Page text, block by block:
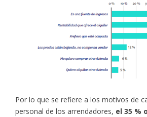
Por lo que se refiere a los motivos de
personal de los arrendadores, el 35 %